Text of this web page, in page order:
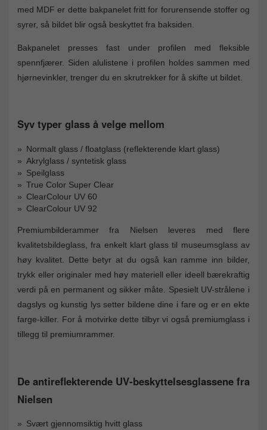
med MDF er dette bakpanelet fritt for forurensende stoffer og
syrer, så bildet blir også beskyttet fra baksiden.
Bakpanelet presses fast under profilen med fleksible
spennfjærer. Siden alulistene i profilen holdes sammen med
hjørnevinkler, trenger du en skrutrekker for å skifte ut bildet.
Syv typer glass å velge mellom
Normalt glass / floatglass (reflekterende klart glass)
Akrylglass / syntetisk glass
Speilglass
True Color Super Clear
ClearColour UV 60
ClearColour UV 92
Premiumbilderammer fra Nielsen leveres med flere
kvalitetsbildeglass, fra enkelt klart glass til museumsglass av
høy kvalitet. Dette betyr at du også kan ramme inn bilder,
trykk eller originaler med høy materiell eller ideell bærekraftig
verdi på en permanent og sikker måte. Spesielt UV-strålene i
dagslys og kunstig lys setter bildene dine i fare og er en ekte
farge-killer. For å motvirke dette tilbyr vi også premiumglass i
tillegg til premiumrammer.
De antireflekterende UV-beskyttelsesglassene fra
Nielsen
Svært gjennomsiktig hvitt glass